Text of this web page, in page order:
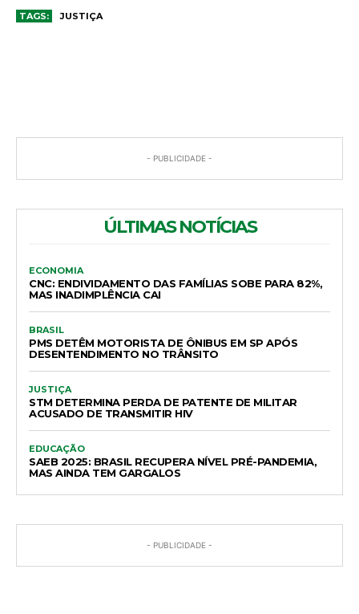
TAGS: JUSTIÇA
- PUBLICIDADE -
ÚLTIMAS NOTÍCIAS
ECONOMIA
CNC: ENDIVIDAMENTO DAS FAMÍLIAS SOBE PARA 82%,
MAS INADIMPLÊNCIA CAI
BRASIL
PMS DETÊM MOTORISTA DE ÔNIBUS EM SP APÓS
DESENTENDIMENTO NO TRÂNSITO
JUSTIÇA
STM DETERMINA PERDA DE PATENTE DE MILITAR
ACUSADO DE TRANSMITIR HIV
EDUCAÇÃO
SAEB 2025: BRASIL RECUPERA NÍVEL PRÉ-PANDEMIA,
MAS AINDA TEM GARGALOS
- PUBLICIDADE -